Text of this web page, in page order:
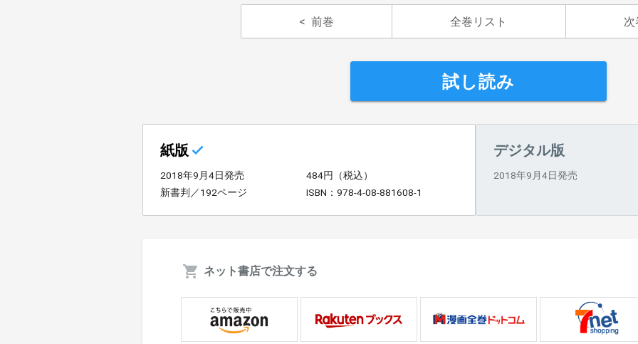
前巻 全巻リスト 次
試し読み
紙版
2018年9月4日発売
484円（税込）
新書判／192ページ
ISBN：978-4-08-881608-1
デジタル版
2018年9月4日発売
ネット書店で注文する